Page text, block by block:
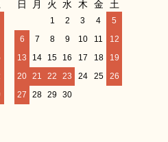
日
月 火 水 木 金 土
1 2 3 4
5
6
7 8 9 10 11
12
13
14 15 16 17 18
19
20 21 22 23 24 25
26
27
28 29 30